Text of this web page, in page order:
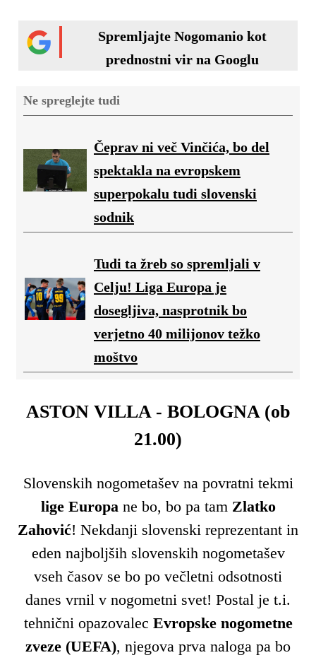
Spremljajte Nogomanio kot
prednostni vir na Googlu
Ne spreglejte tudi
Čeprav ni več Vinčića, bo del
spektakla na evropskem
superpokalu tudi slovenski
sodnik
Tudi ta žreb so spremljali v
Celju! Liga Europa je
dosegljiva, nasprotnik bo
verjetno 40 milijonov težko
moštvo
ASTON VILLA - BOLOGNA (ob
21.00)
Slovenskih nogometašev na povratni tekmi
lige Europa ne bo, bo pa tam Zlatko
Zahović! Nekdanji slovenski reprezentant in
eden najboljših slovenskih nogometašev
vseh časov se bo po večletni odsotnosti
danes vrnil v nogometni svet! Postal je t.i.
tehnični opazovalec Evropske nogometne
zveze (UEFA), njegova prva naloga pa bo